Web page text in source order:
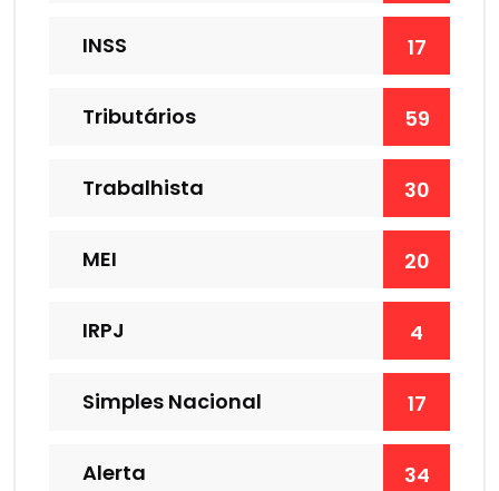
INSS 17
Tributários 59
Trabalhista 30
MEI 20
IRPJ 4
Simples Nacional 17
Alerta 34